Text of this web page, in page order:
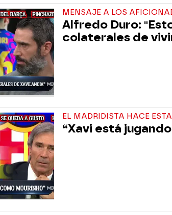
MENSAJE A LOS
Alfredo Duro:
colaterales de
EL MADRIDISTA HACE
“Xavi está